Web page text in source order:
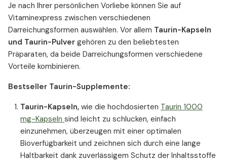
Je nach Ihrer persönlichen Vorliebe können Sie auf
Vitaminexpress zwischen verschiedenen
Darreichungsformen auswählen. Vor allem Taurin-Kapseln
und Taurin-Pulver gehören zu den beliebtesten
Präparaten, da beide Darreichungsformen verschiedene
Vorteile kombinieren.
Bestseller Taurin-Supplemente:
Taurin-Kapseln, wie die hochdosierten Taurin 1000
mg-Kapseln sind leicht zu schlucken, einfach
einzunehmen, überzeugen mit einer optimalen
Bioverfügbarkeit und zeichnen sich durch eine lange
Haltbarkeit dank zuverlässigem Schutz der Inhaltsstoffe